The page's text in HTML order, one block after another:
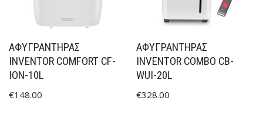
ΑΦΥΓΡΑΝΤΉΡΑΣ
INVENTOR COMFORT CF-
ION-10L
€148.00
ΑΦΥΓΡΑΝΤΉΡΑΣ
INVENTOR COMBO CB-
WUI-20L
€328.00